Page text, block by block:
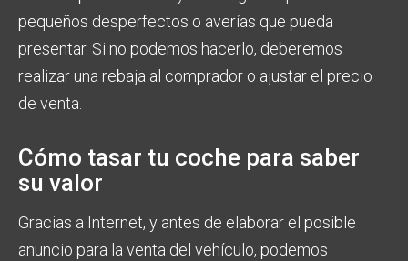
pequeños desperfectos o averías que pueda
presentar. Si no podemos hacerlo, deberemos
realizar una rebaja al comprador o ajustar el precio
de venta.
Cómo tasar tu coche para saber
su valor
Gracias a Internet, y antes de elaborar el posible
anuncio para la venta del vehículo, podemos